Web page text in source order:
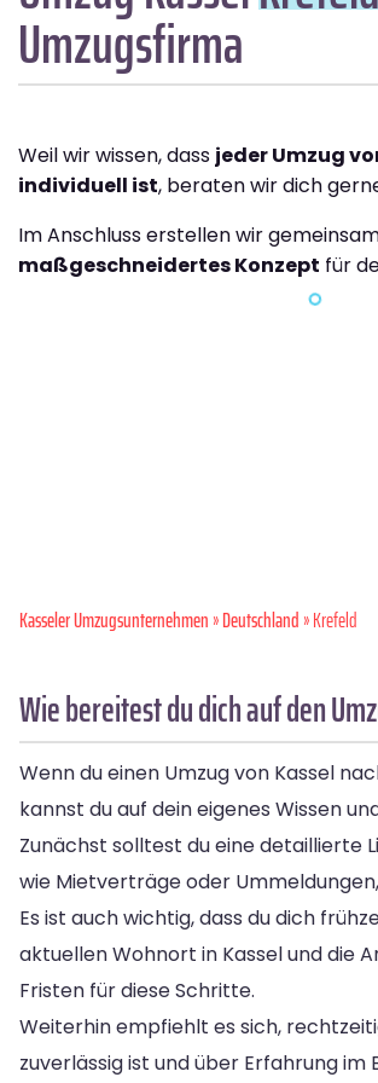
Umzugsfirma
Weil wir wissen, dass jeder Umzug
individuell ist, beraten wir dich
Im Anschluss erstellen wir
maßgeschneidertes Konzept für
Kasseler Umzugsunternehmen»Deutschland» Krefeld
Wie bereitest du dich auf den
Wenn du einen Umzug von Kassel
kannst du auf dein eigenes Wissen
Zunächst solltest du eine detaillierte
wie Mietverträge oder
Es ist auch wichtig, dass du dich
aktuellen Wohnort in Kassel und die
Fristen für diese Schritte.
Weiterhin empfiehlt es sich,
zuverlässig ist und über Erfahrung